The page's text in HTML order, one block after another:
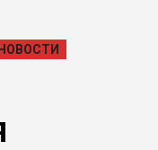
НОВОСТИ